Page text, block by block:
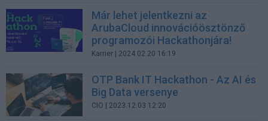
Már lehet jelentkezni az
ArubaCloud innovációösztönző
programozói Hackathonjára!
Karrier | 2024.02.20 16:19
OTP Bank IT Hackathon - Az AI és
Big Data versenye
CIO | 2023.12.03 12:20